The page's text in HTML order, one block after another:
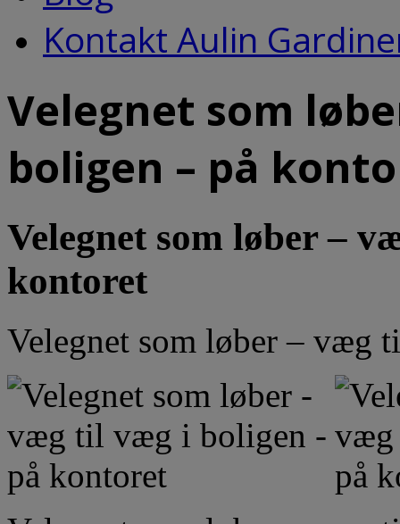
Kontakt Aulin
Velegnet som
boligen – på
Velegnet som løber –
kontoret
Velegnet som løber – væg